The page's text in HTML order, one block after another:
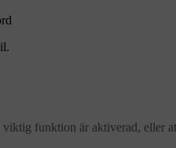
funktion är aktiverad, eller